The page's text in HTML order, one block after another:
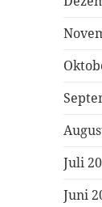
Juli
Juni